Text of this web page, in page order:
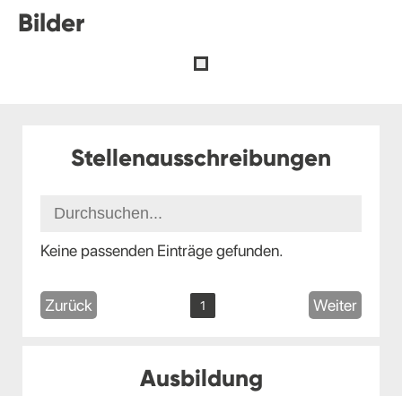
Bilder
Stellenausschreibungen
Keine passenden Einträge gefunden.
Zurück 1 Weiter
Ausbildung